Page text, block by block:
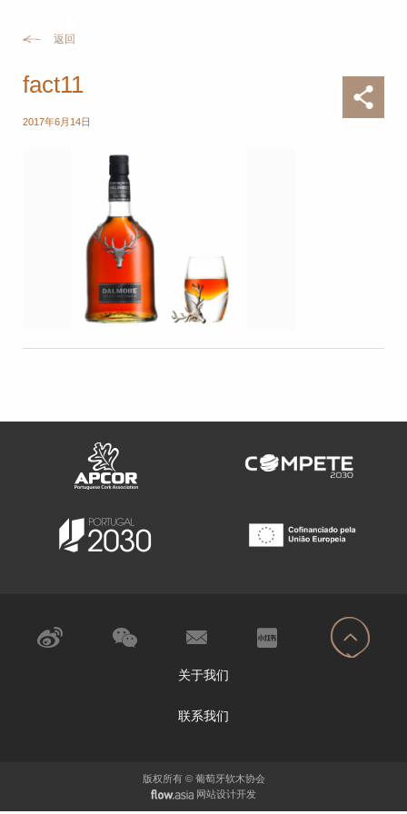
返回
fact11
2017年6月14日
关于我们
联系我们
版权所有 © 葡萄牙软木协会
网站设计开发